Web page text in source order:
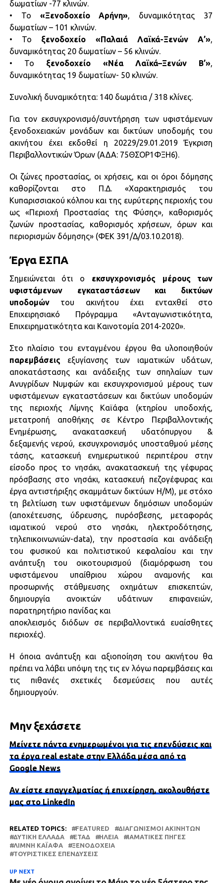
δωματίων -77 κλινών.
• Το «Ξενοδοχείο Αρήνη», δυναμικότητας 37
δωματίων – 101 κλινών.
• Το ξενοδοχείο «Παλαιά Λαϊκά-Ξενών Α’»,
δυναμικότητας 20 δωματίων – 56 κλινών.
• To ξενοδοχείο «Νέα Λαϊκά–Ξενών Β’»,
δυναμικότητας 19 δωματίων- 50 κλινών.
Συνολική δυναμικότητα: 140 δωμάτια / 318 κλίνες.
Για τον εκσυγχρονισμό/συντήρηση των υφιστάμενων
ξενοδοχειακών μονάδων και δικτύων υποδομής του
ακινήτου έχει εκδοθεί η 20229/29.01.2019 Έγκριση
Περιβαλλοντικών Όρων (ΑΔΑ: 75ΘΣΟΡ1ΦΞΗ6).
Οι ζώνες προστασίας, οι χρήσεις, και οι όροι δόμησης
καθορίζονται στο Π.Δ. «Χαρακτηρισμός του
Κυπαρισσιακού κόλπου και της ευρύτερης περιοχής του
ως «Περιοχή Προστασίας της Φύσης», καθορισμός
ζωνών προστασίας, καθορισμός χρήσεων, όρων και
περιορισμών δόμησης» (ΦΕΚ 391/Δ/03.10.2018).
Έργα ΕΣΠΑ
Σημειώνεται ότι ο εκσυγχρονισμός μέρους των
υφιστάμενων εγκαταστάσεων και δικτύων
υποδομώντου ακινήτου έχει ενταχθεί στο
Επιχειρησιακό Πρόγραμμα «Ανταγωνιστικότητα,
Επιχειρηματικότητα και Καινοτομία 2014-2020».
Στο πλαίσιο του ενταγμένου έργου θα υλοποιηθούν
παρεμβάσεις εξυγίανσης των ιαματικών υδάτων,
αποκατάστασης και ανάδειξης των σπηλαίων των
Ανυγρίδων Νυμφών και εκσυγχρονισμού μέρους των
υφιστάμενων εγκαταστάσεων και δικτύων υποδομών
της περιοχής Λίμνης Καϊάφα (κτηρίου υποδοχής,
μετατροπή αποθήκης σε Κέντρο Περιβαλλοντικής
Ενημέρωσης, ανακατασκευή υδατόπυργου &
δεξαμενής νερού, εκσυγχρονισμός υποσταθμού μέσης
τάσης, κατασκευή ενημερωτικού περιπτέρου στην
είσοδο προς το νησάκι, ανακατασκευή της γέφυρας
πρόσβασης στο νησάκι, κατασκευή πεζογέφυρας και
έργα αντιστήριξης σκαμμάτων δικτύων Η/Μ), με στόχο
τη βελτίωση των υφιστάμενων δημόσιων υποδομών
(αποχέτευσης, ύδρευσης, πυρόσβεσης, μεταφοράς
ιαματικού νερού στο νησάκι, ηλεκτροδότησης,
τηλεπικοινωνιών-data), την προστασία και ανάδειξη
του φυσικού και πολιτιστικού κεφαλαίου και την
ανάπτυξη του οικοτουρισμού (διαμόρφωση του
υφιστάμενου υπαίθριου χώρου αναμονής και
προσωρινής στάθμευσης οχημάτων επισκεπτών,
δημιουργία ανοικτών υδάτινων επιφανειών,
παρατηρητήριο πανίδας και
αποκλεισμός διόδων σε περιβαλλοντικά ευαίσθητες
περιοχές).
Η όποια ανάπτυξη και αξιοποίηση του ακινήτου θα
πρέπει να λάβει υπόψη της τις εν λόγω παρεμβάσεις και
τις πιθανές σχετικές δεσμεύσεις που αυτές
δημιουργούν.
Μην ξεχάσετε
Μείνετε πάντα ενημερωμένοι για τις επενδύσεις και
τα έργα real estate στην Ελλάδα μέσα από τα
Google News
Αν είστε επαγγελματίας ή επιχείρηση, ακολουθήστε
μας στο LinkedIn
RELATED TOPICS: FEATURED
ΔΙΑΓΩΝΙΣΜΟΊ ΑΚΙΝΉΤΩΝ
ΔΥΤΙΚΗ ΕΛΛΑΔΑ
ΕΤΑΔ ΗΛΕΊΑ
ΙΑΜΑΤΙΚΈΣ ΠΗΓΈΣ
ΛΊΜΝΗ ΚΑΪΆΦΑ
ΞΕΝΟΔΟΧΕΊΑ
ΤΟΥΡΙΣΤΙΚΈΣ ΕΠΕΝΔΎΣΕΙΣ
UP NEXT